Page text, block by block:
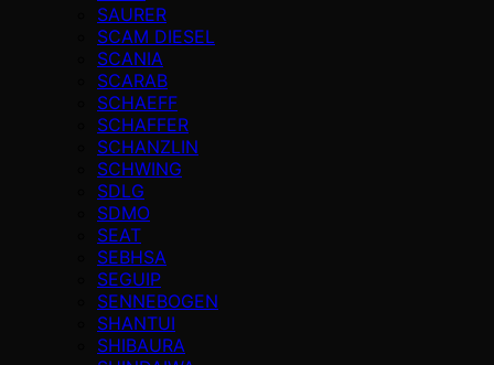
SAURER
SCAM DIESEL
SCANIA
SCARAB
SCHAEFF
SCHAFFER
SCHANZLIN
SCHWING
SDLG
SDMO
SEAT
SEBHSA
SEGUIP
SENNEBOGEN
SHANTUI
SHIBAURA